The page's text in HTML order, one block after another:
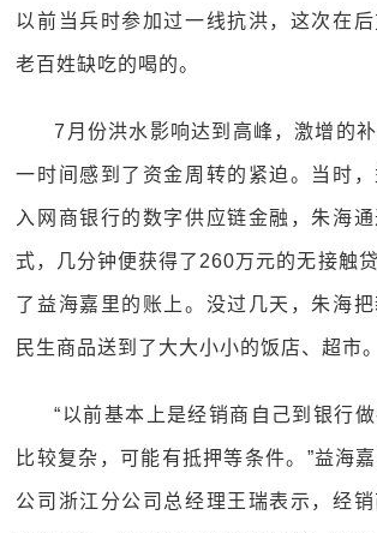
以前当兵时参加过一线抗洪，这次在
老百姓缺吃的喝的。
7月份洪水影响达到高峰，激增的
一时间感到了资金周转的紧迫。当时，
入网商银行的数字供应链金融，朱海
式，几分钟便获得了260万元的无接触
了益海嘉里的账上。没过几天，朱海
民生商品送到了大大小小的饭店、超市。
“以前基本上是经销商自己到银行
比较复杂，可能有抵押等条件。”益海
公司浙江分公司总经理王瑞表示，经